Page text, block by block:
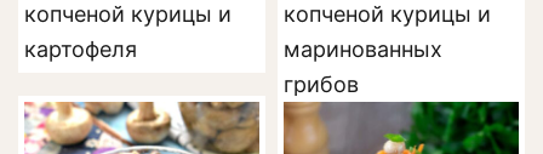
копченой курицы и
картофеля
копченой курицы и
маринованных
грибов